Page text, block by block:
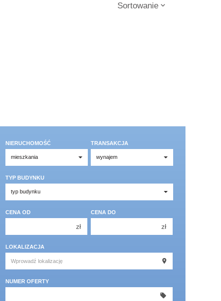
Sortowanie
NIERUCHOMOŚĆ TRANSAKCJA
TYP BUDYNKU
CENA OD
zł
300 000 zł
CENA DO
zł
300 000 zł
LOKALIZACJA
NUMER OFERTY